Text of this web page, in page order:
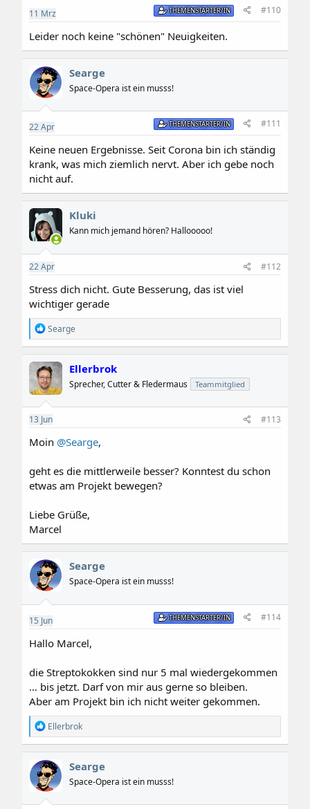
11 Mrz THEMENSTARTER/IN #110
Leider noch keine "schönen" Neuigkeiten.
Searge
Space-Opera ist ein musss!
22 Apr THEMENSTARTER/IN #111
Keine neuen Ergebnisse. Seit Corona bin ich ständig
krank, was mich ziemlich nervt. Aber ich gebe noch
nicht auf.
Kluki
Kann mich jemand hören? Hallooooo!
22 Apr #112
Stress dich nicht. Gute Besserung, das ist viel
wichtiger gerade
R
e
a
k
t
i
o
n
e
:
Searge
Ellerbrok
Sprecher, Cutter & Fledermaus Teammitglied
13 Jun #113
Moin @Searge,
geht es die mittlerweile besser? Konntest du schon
etwas am Projekt bewegen?
Liebe Grüße,
Marcel
Searge
Space-Opera ist ein musss!
15 Jun THEMENSTARTER/IN #114
Hallo Marcel,
die Streptokokken sind nur 5 mal wiedergekommen
… bis jetzt. Darf von mir aus gerne so bleiben.
Aber am Projekt bin ich nicht weiter gekommen.
R
e
a
k
t
i
o
n
Ellerbrok
Searge
Space-Opera ist ein musss!